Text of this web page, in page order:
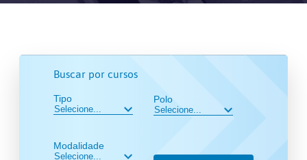
Buscar por cursos
Tipo
Modalidade
Polo